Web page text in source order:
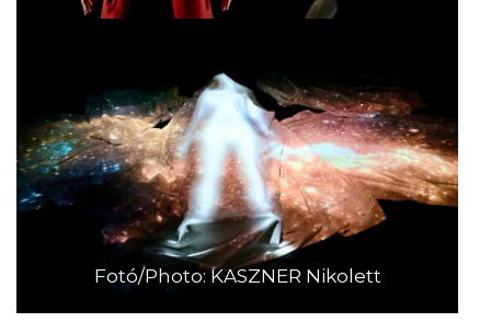
Fotó/Photo: KASZNER Nikolett